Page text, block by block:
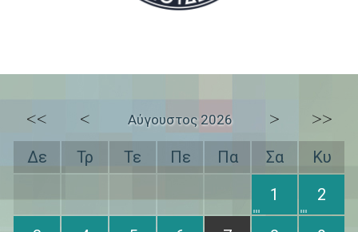
<< < Αύγουστος 2026 > >>
Δε Τρ Τε Πε Πα Σα
Κυ
1
2